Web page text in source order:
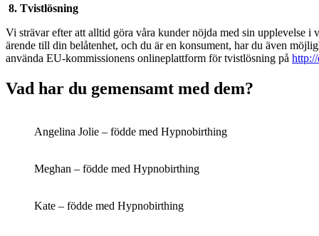
8. Tvistlösning
Vi strävar efter att alltid göra våra kunder nöjda med sin upplevelse
ärende till din belåtenhet, och du är en konsument, har du även
använda EU-kommissionens onlineplattform för tvistlösning på http://
Vad har du gemensamt med dem?
Angelina Jolie – födde med Hypnobirthing
Meghan – födde med Hypnobirthing
Kate – födde med Hypnobirthing